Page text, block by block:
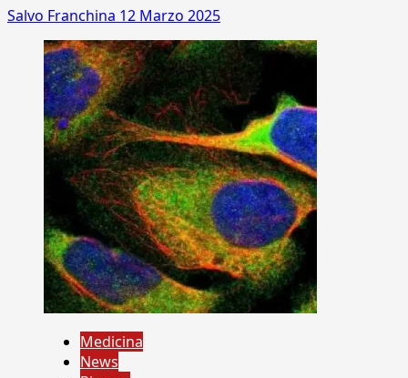
Salvo Franchina 12 Marzo 2025
Medicina
News